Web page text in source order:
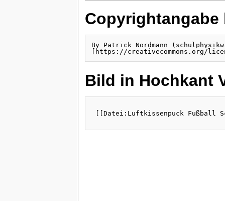
By Patrick Nordmann
[https://creativecommons.org/
Bild in Hochkant